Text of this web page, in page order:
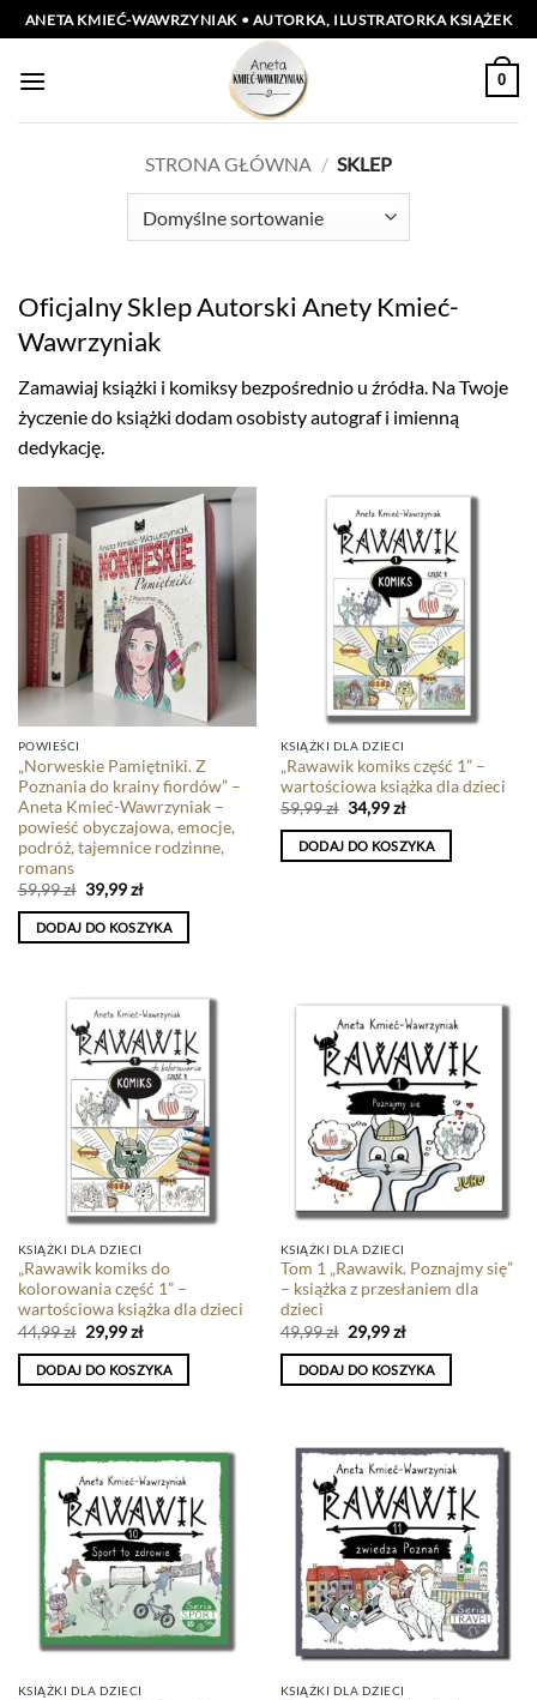
Przewiń
do
zawartości
ANETA KMIEĆ-WAWRZYNIAK • AUTORKA, ILUSTRATORKA KSIĄŻEK
0
STRONA GŁÓWNA / SKLEP
Oficjalny Sklep Autorski Anety Kmieć-
Wawrzyniak
Zamawiaj książki i komiksy bezpośrednio u źródła. Na Twoje
życzenie do książki dodam osobisty autograf i imienną
dedykację.
POWIEŚCI
„Norweskie Pamiętniki. Z
Poznania do krainy fiordów” –
Aneta Kmieć-Wawrzyniak –
powieść obyczajowa, emocje,
podróż, tajemnice rodzinne,
romans
59,99zł 39,99zł
DODAJ DO KOSZYKA
KSIĄŻKI DLA DZIECI
„Rawawik komiks część 1” –
wartościowa książka dla dzieci
59,99zł 34,99zł
DODAJ DO KOSZYKA
KSIĄŻKI DLA DZIECI
„Rawawik komiks do
kolorowania część 1” –
wartościowa książka dla dzieci
44,99zł 29,99zł
DODAJ DO KOSZYKA
KSIĄŻKI DLA DZIECI
Tom 1 „Rawawik. Poznajmy się”
– książka z przesłaniem dla
dzieci
49,99zł 29,99zł
DODAJ DO KOSZYKA
KSIĄŻKI DLA DZIECI KSIĄŻKI DLA DZIECI